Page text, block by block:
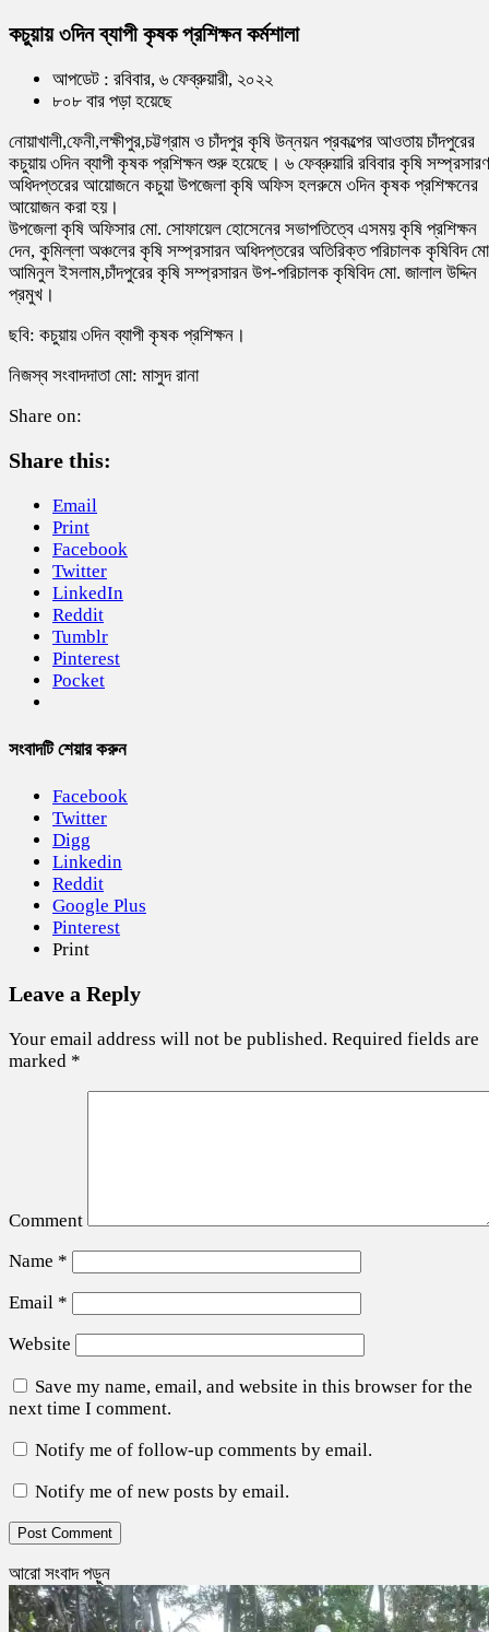
কচুয়ায় ৩দিন ব্যাপী কৃষক প্রশিক্ষন কর্মশালা
আপডেট : রবিবার, ৬ ফেব্রুয়ারী, ২০২২
৮০৮ বার পড়া হয়েছে
নোয়াখালী,ফেনী,লক্ষীপুর,চট্টগ্রাম ও চাঁদপুর কৃষি উন্নয়ন প্রকল্পের আওতায় চাঁদপুরের
কচুয়ায় ৩দিন ব্যাপী কৃষক প্রশিক্ষন শুরু হয়েছে। ৬ ফেব্রুয়ারি রবিবার কৃষি সম্প্রসারণ
অধিদপ্তরের আয়োজনে কচুয়া উপজেলা কৃষি অফিস হলরুমে ৩দিন কৃষক প্রশিক্ষনের
আয়োজন করা হয়।
উপজেলা কৃষি অফিসার মো. সোফায়েল হোসেনের সভাপতিত্বে এসময় কৃষি প্রশিক্ষন
দেন, কুমিল্লা অঞ্চলের কৃষি সম্প্রসারন অধিদপ্তরের অতিরিক্ত পরিচালক কৃষিবিদ
আমিনুল ইসলাম,চাঁদপুরের কৃষি সম্প্রসারন উপ-পরিচালক কৃষিবিদ মো. জালাল উদ্দিন
প্রমুখ।
ছবি: কচুয়ায় ৩দিন ব্যাপী কৃষক প্রশিক্ষন।
নিজস্ব সংবাদদাতা মো: মাসুদ রানা
Share on:
Share this:
Email
Print
Facebook
Twitter
LinkedIn
Reddit
Tumblr
Pinterest
Pocket
সংবাদটি শেয়ার করুন
Facebook
Twitter
Digg
Linkedin
Reddit
Google Plus
Pinterest
Print
Leave a Reply
Your email address will not be published. Required fields are
marked *
Comment
Name *
Email *
Website
Save my name, email, and website in this browser for the
next time I comment.
Notify me of follow-up comments by email.
Notify me of new posts by email.
আরো সংবাদ পড়ুন